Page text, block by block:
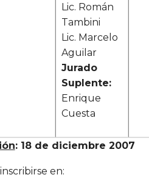
Lic. Román
Tambini
Lic. Marcelo
Aguilar
Jurado
Suplente:
Enrique
Cuesta
: 18 de diciembre 2007
en: